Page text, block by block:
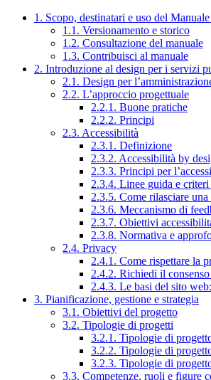
1. Scopo, destinatari e uso del
1.1. Versionamento e storico
1.2. Consultazione del manuale
1.3. Contribuisci al manuale
2. Introduzione al design per i servizi
2.1. Design per
2.2. L’approccio progettuale
2.2.1. Buone pratiche
2.2.2. Principi
2.3. Accessibilità
2.3.1. Definizione
2.3.2. Accessibilità by
2.3.3. Principi per
2.3.4. Linee guida e criteri
2.3.5. Come rilasciare
2.3.6. Meccanismo di
2.3.7. Obiettivi
2.3.8. Normativa e
2.4. Privacy
2.4.1. Come rispettare la
2.4.2. Richiedi il
2.4.3. Le basi del sito
3. Pianificazione, gestione e strategia
3.1. Obiettivi del progetto
3.2. Tipologie di progetti
3.2.1. Tipologie di
3.2.2. Tipologie di
3.2.3. Tipologie di
3.3. Competenze, ruoli e figure